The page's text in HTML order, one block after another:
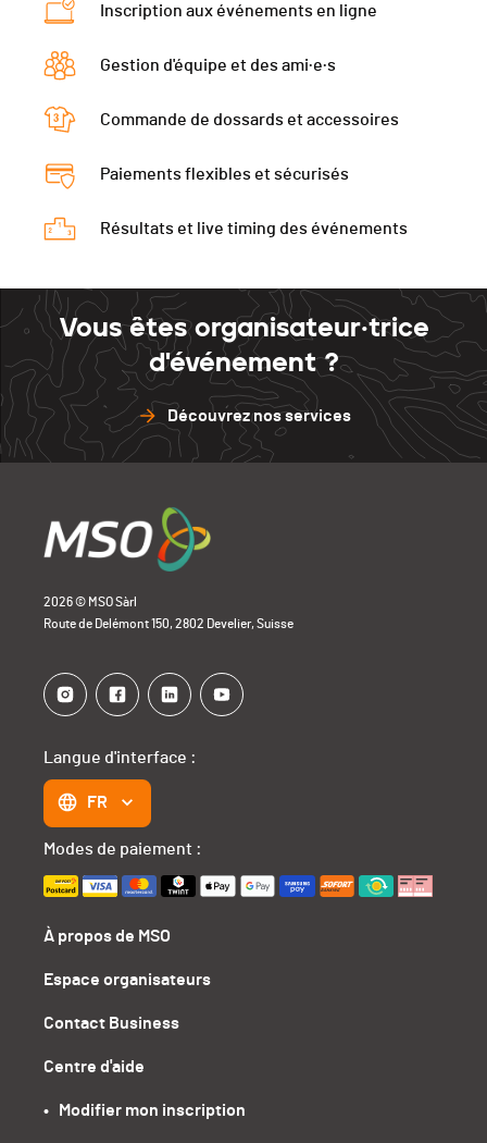
Inscription aux événements en ligne
Gestion d'équipe et des ami·e·s
Commande de dossards et accessoires
Paiements flexibles et sécurisés
Résultats et live timing des événements
Vous êtes organisateur·trice
d'événement ?
Découvrez nos services
2026 © MSO Sàrl
Route de Delémont 150, 2802 Develier, Suisse
À propos de MSO
Espace organisateurs
Contact Business
Centre d'aide
•   Modifier mon inscription
Langue d'interface :
FR
Modes de paiement :